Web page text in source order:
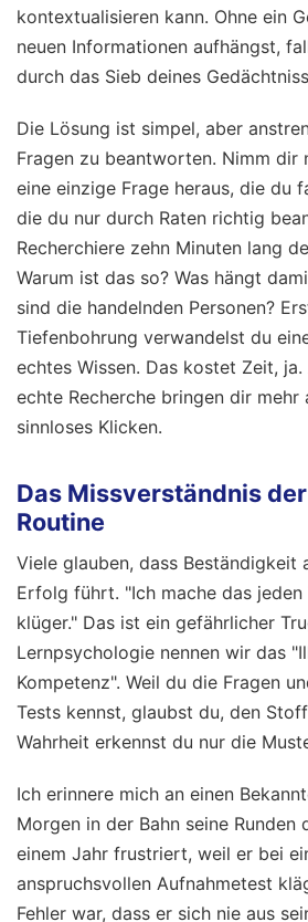
kontextualisieren kann. Ohne ein
neuen Informationen aufhängst,
durch das Sieb deines
Die Lösung ist simpel, aber
Fragen zu beantworten. Nimm dir
eine einzige Frage heraus, die du
die du nur durch Raten richtig
Recherchiere zehn Minuten lang
Warum ist das so? Was hängt
sind die handelnden Personen?
Tiefenbohrung verwandelst du
echtes Wissen. Das kostet Zeit,
echte Recherche bringen dir
sinnloses Klicken.
Das Missverständnis
Routine
Viele glauben, dass Beständigkeit
Erfolg führt. "Ich mache das
klüger." Das ist ein gefährlicher
Lernpsychologie nennen wir das
Kompetenz". Weil du die Fragen
Tests kennst, glaubst du, den
Wahrheit erkennst du nur die
Ich erinnere mich an einen
Morgen in der Bahn seine Runden
einem Jahr frustriert, weil er bei
anspruchsvollen Aufnahmetest
Fehler war, dass er sich nie aus